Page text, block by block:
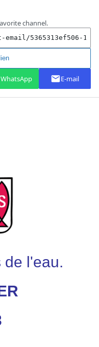
de l'eau.